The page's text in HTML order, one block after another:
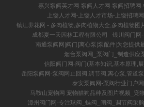
嘉兴泵阀英才网-泵阀人才网-泵阀招聘网-
上饶人才网-上饶人才市场-上饶招聘
镇江养花网 - 多肉植物,多肉植物大全,多肉植物图
成都夏一天园林工程有限公司
银川阀门网
南通泵阀网|阀门|离心泵|泵配件|为您提供
烟台泵阀网_泵阀门_制造供应
信阳阀门网-阀门(基本知识,基本原理,
岳阳泵阀网-泵阀网止回阀,调节阀,离心泵,管道
泰安泵阀网-泵阀行业门户
马鞍山宠物网 宠物猫狗品种及图片视频_宠
漳州阀门网-专注球阀_蝶阀_闸阀_调节阀采